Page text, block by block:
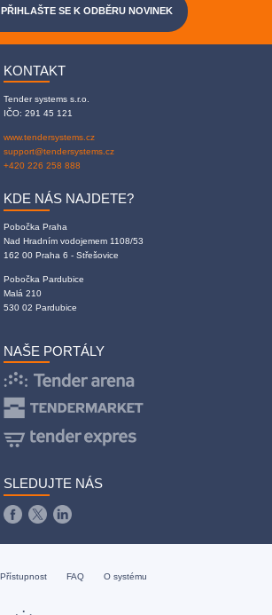
PŘIHLAŠTE SE K ODBĚRU NOVINEK
KONTAKT
Tender systems s.r.o.
IČO: 291 45 121
www.tendersystems.cz
support@tendersystems.cz
+420 226 258 888
KDE NÁS NAJDETE?
Pobočka Praha
Nad Hradním vodojemem 1108/53
162 00 Praha 6 - Střešovice
Pobočka Pardubice
Malá 210
530 02 Pardubice
NAŠE PORTÁLY
SLEDUJTE NÁS
Přístupnost FAQ O systému